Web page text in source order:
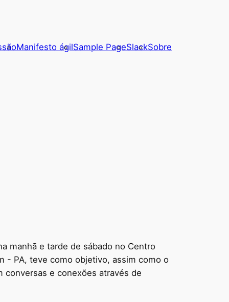
Manifesto ágilSample PageSlackSobre
manhã e tarde de sábado no Centro
- PA, teve como objetivo, assim como o
conversas e conexões através de